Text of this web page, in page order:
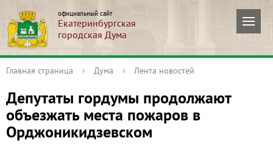
официальный сайт
Екатеринбургская
городская Дума
Главная страница › Дума › Лента новостей
Депутаты гордумы продолжают
объезжать места пожаров в
Орджоникидзевском